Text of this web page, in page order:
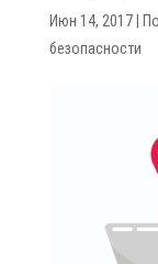
Июн 14, 2017|
безопасности